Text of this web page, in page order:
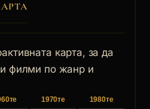
карта, за да
филми по жанр и
1970те 1980те